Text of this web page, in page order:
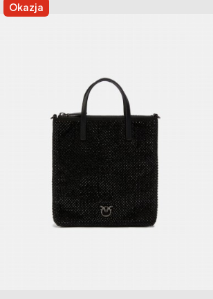
Okazja